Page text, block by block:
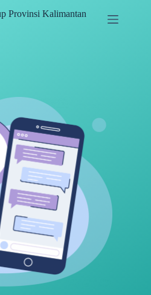
Provinsi Kalimantan